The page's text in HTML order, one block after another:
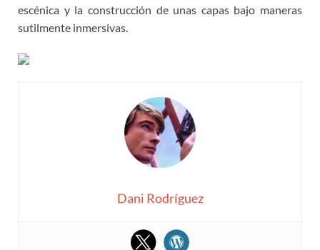
escénica y la construcción de unas capas bajo maneras
sutilmente inmersivas.
Dani Rodríguez